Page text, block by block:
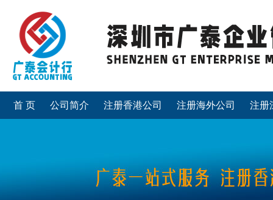
首 页 公司简介 注册香港公司 注册海外公司 注册